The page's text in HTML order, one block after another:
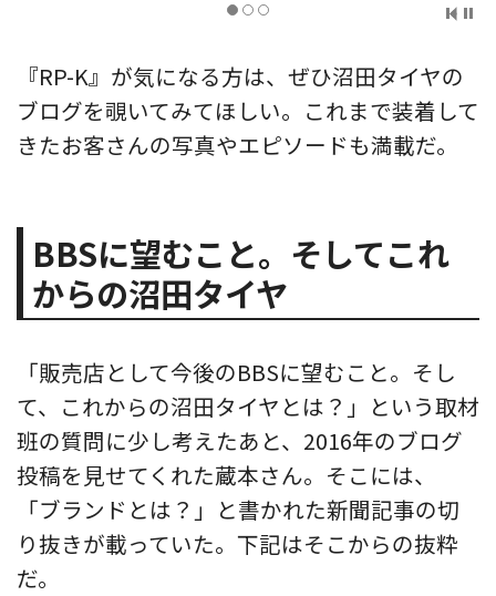
『RP-K』が気になる方は、ぜひ沼田タイヤの
ブログを覗いてみてほしい。これまで装着して
きたお客さんの写真やエピソードも満載だ。
BBSに望むこと。そしてこれ
からの沼田タイヤ
「販売店として今後のBBSに望むこと。そし
て、これからの沼田タイヤとは？」という取材
班の質問に少し考えたあと、2016年のブログ
投稿を見せてくれた蔵本さん。そこには、
「ブランドとは？」と書かれた新聞記事の切
り抜きが載っていた。下記はそこからの抜粋
だ。